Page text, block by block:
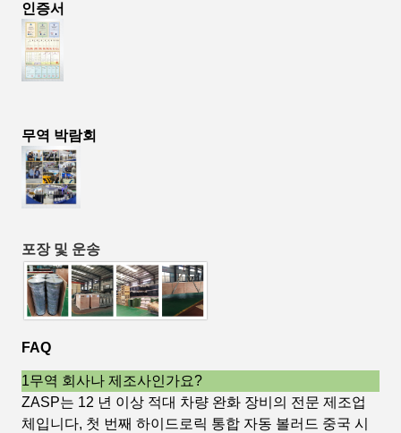
인증서
무역 박람회
포장 및 운송
FAQ
1무역 회사나 제조사인가요?
ZASP는 12 년 이상 적대 차량 완화 장비의 전문 제조업
체입니다, 첫 번째 하이드로릭 통합 자동 볼러드 중국 시